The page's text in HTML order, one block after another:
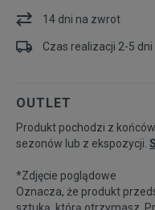
14 dni na zwrot
Czas realizacji 2-5
OUTLET
Produkt pochodzi z
sezonów lub z ekspozycji.
*Zdjęcie poglądowe
Oznacza, że produkt